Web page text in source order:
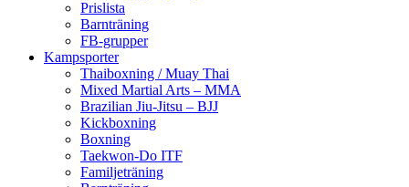
Prislista
Barnträning
FB-grupper
Kampsporter
Thaiboxning / Muay Thai
Mixed Martial Arts – MMA
Brazilian Jiu-Jitsu – BJJ
Kickboxning
Boxning
Taekwon-Do ITF
Familjeträning